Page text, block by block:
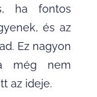
ha fontos
és az
Ez nagyon
még nem
az ideje.